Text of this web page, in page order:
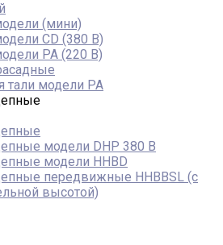
(мини)
CD (380 В)
РА (220 В)
тали модели РА
модели DHP 380 В
модели HHBD
передвижные HHBBSL (с
высотой)